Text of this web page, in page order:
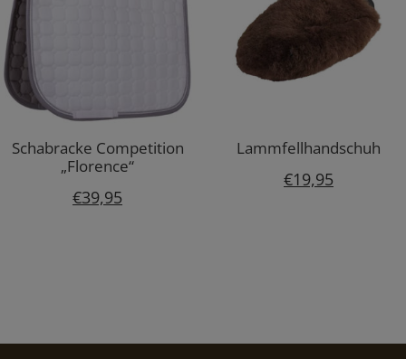
Schabracke Competition
„Florence“
€39,95
Lammfellhandschuh
€19,95